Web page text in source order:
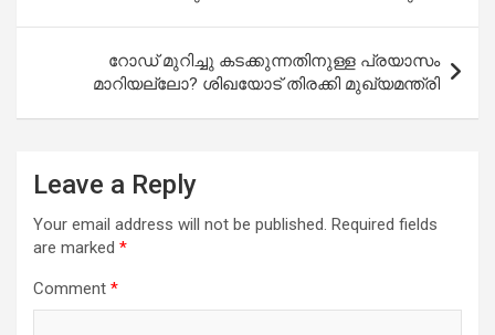
o
p
p
റോഡ് മുറിച്ചു കടക്കുന്നതിനുള്ള പ്രയാസം
മാറിയല്ലോ? ശിഖയോട് തിരക്കി മുഖ്യമന്ത്രി
Leave a Reply
Your email address will not be published. Required fields
are marked *
Comment *